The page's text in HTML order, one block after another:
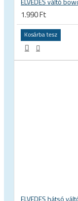
1.990 Ft
Kosárba tesz